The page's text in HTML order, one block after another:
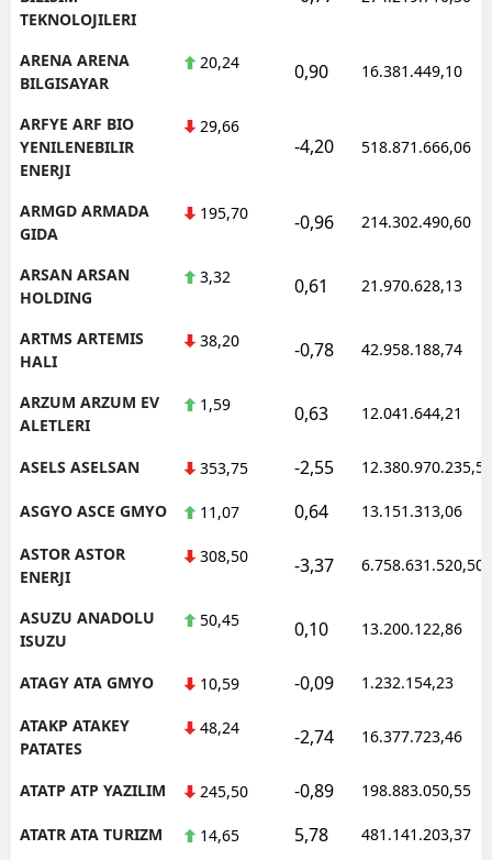
TEKNOLOJILERI
ARENA ARENA
BILGISAYAR
20,24 0,90 16.381.449,10
ARFYE ARF BIO
YENILENEBILIR
ENERJI
29,66
-4,20 518.871.666,06
ARMGD ARMADA
GIDA
195,70 -0,96 214.302.490,60
ARSAN ARSAN
HOLDING
3,32 0,61 21.970.628,13
ARTMS ARTEMIS
HALI
38,20 -0,78 42.958.188,74
ARZUM ARZUM EV
ALETLERI
1,59 0,63 12.041.644,21
ASELS ASELSAN 353,75 -2,55 12.380.970.235,50
ASGYO ASCE GMYO 11,07 0,64 13.151.313,06
ASTOR ASTOR
ENERJI
308,50 -3,37 6.758.631.520,50
ASUZU ANADOLU
ISUZU
50,45 0,10 13.200.122,86
ATAGY ATA GMYO 10,59 -0,09 1.232.154,23
ATAKP ATAKEY
PATATES
48,24 -2,74 16.377.723,46
ATATP ATP YAZILIM 245,50 -0,89 198.883.050,55
ATATR ATA TURIZM 14,65 5,78 481.141.203,37